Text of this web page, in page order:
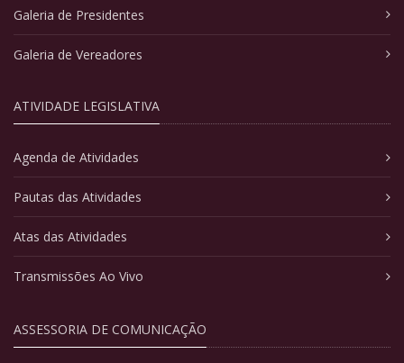
Galeria de Presidentes
Galeria de Vereadores
ATIVIDADE LEGISLATIVA
Agenda de Atividades
Pautas das Atividades
Atas das Atividades
Transmissões Ao Vivo
ASSESSORIA DE COMUNICAÇÃO